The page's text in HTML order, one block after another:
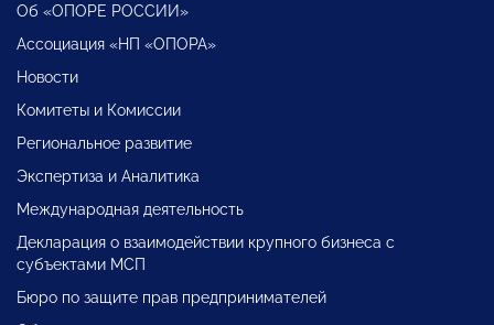
Об «ОПОРЕ РОССИИ»
Ассоциация «НП «ОПОРА»
Новости
Комитеты и Комиссии
Региональное развитие
Экспертиза и Аналитика
Международная деятельность
Декларация о взаимодействии крупного бизнеса с
субъектами МСП
Бюро по защите прав предпринимателей